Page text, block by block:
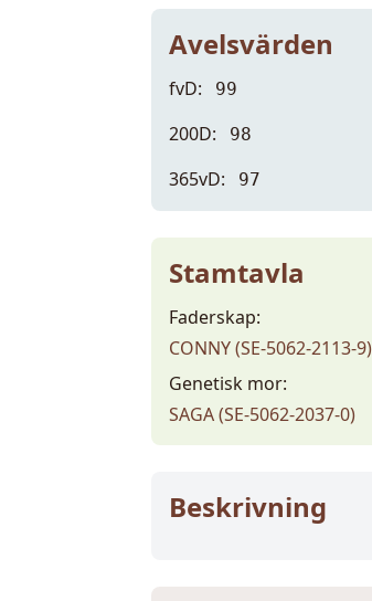
Avelsvärden
fvD: 99
200D: 98
365vD: 97
Stamtavla
Faderskap:
CONNY (SE-5062-2113-9)
Genetisk mor:
SAGA (SE-5062-2037-0)
Beskrivning